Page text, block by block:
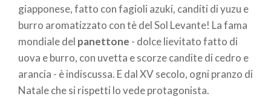
un gesto che ricorda un violinista all’opera.
Pasta farcita: il primo più gradito sulla tavola di
Natale lombarda
Eh sì, a un pranzo di Natale tradizionale lombardo
giapponese, fatto con fagioli azuki, canditi di yuzu e
burro aromatizzato con tè del Sol Levante! La fama
mondiale del panettone - dolce lievitato fatto di
uova e burro, con uvetta e scorze candite di cedro e
arancia - è indiscussa. E dal XV secolo, ogni pranzo di
Natale che si rispetti lo vede protagonista.